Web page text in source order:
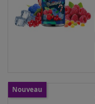
Nouveau